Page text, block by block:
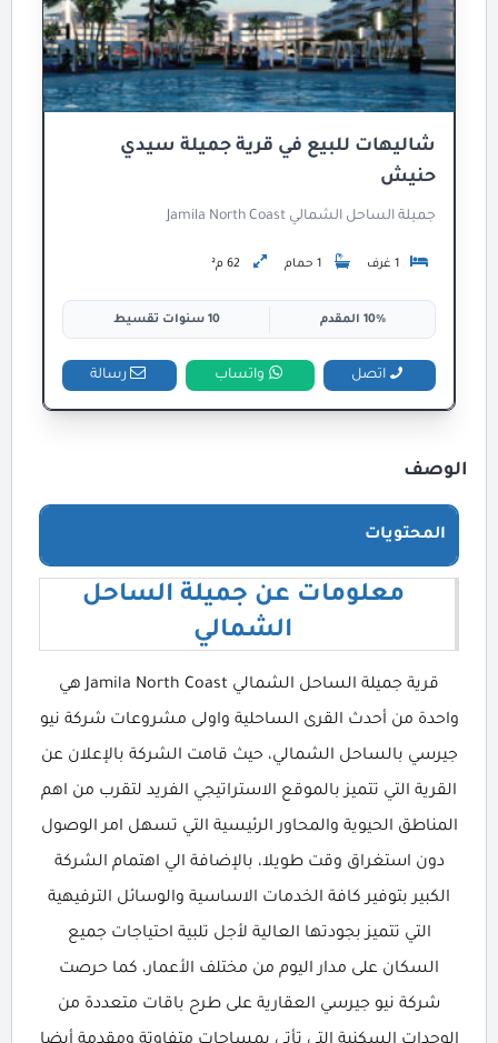
شاليهات للبيع في قرية جميلة سيدي
حنيش
جميلة الساحل الشمالي Jamila North Coast
1 غرف 1 حمام 62 م²
10% المقدم 10 سنوات تقسيط
اتصل واتساب رسالة
الوصف
المحتويات
معلومات عن جميلة الساحل
الشمالي
قرية جميلة الساحل الشمالي Jamila North Coast هي
واحدة من أحدث القرى الساحلية واولى مشروعات شركة نيو
جيرسي بالساحل الشمالي، حيث قامت الشركة بالإعلان عن
القرية التي تتميز بالموقع الاستراتيجي الفريد لتقرب من اهم
المناطق الحيوية والمحاور الرئيسية التي تسهل امر الوصول
دون استغراق وقت طويلا، بالإضافة الي اهتمام الشركة
الكبير بتوفير كافة الخدمات الاساسية والوسائل الترفيهية
التي تتميز بجودتها العالية لأجل تلبية احتياجات جميع
السكان على مدار اليوم من مختلف الأعمار، كما حرصت
شركة نيو جيرسي العقارية على طرح باقات متعددة من